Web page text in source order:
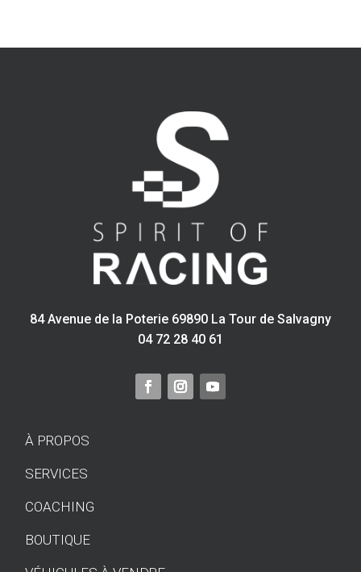
84 Avenue de la Poterie 69890 La Tour de Salvagny
04 72 28 40 61
À PROPOS
SERVICES
COACHING
BOUTIQUE